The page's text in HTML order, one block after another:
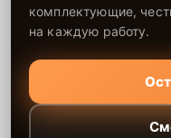
комплектующие,
на каждую работу.